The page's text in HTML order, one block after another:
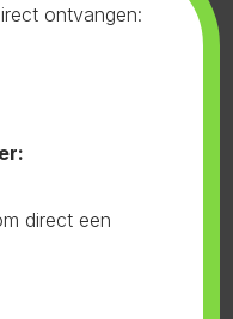
Tag:
ontvangen:
direct een